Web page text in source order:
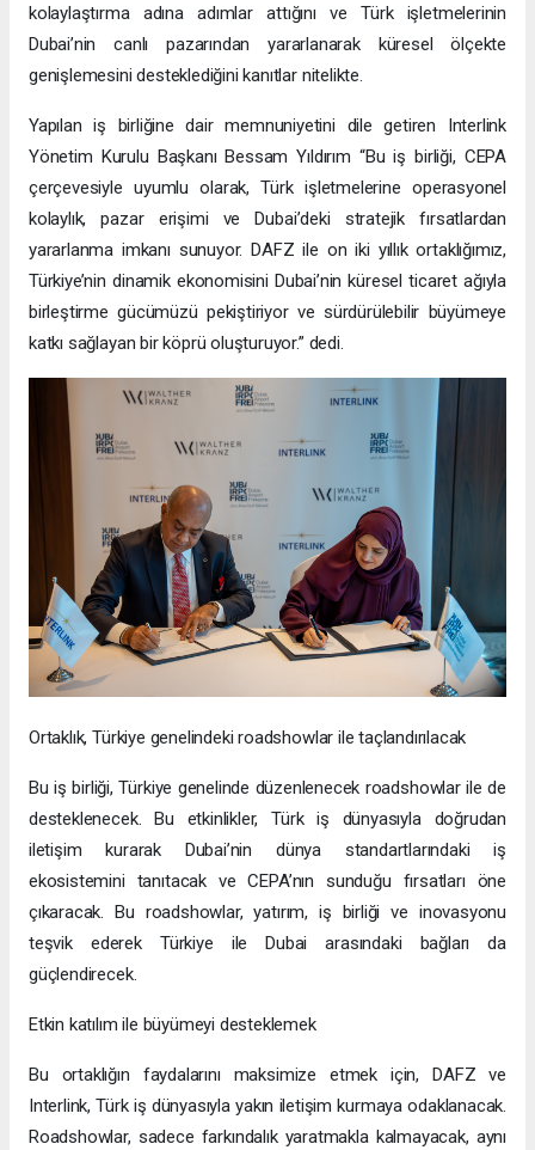
kolaylaştırma adına adımlar attığını ve Türk işletmelerinin
Dubai’nin canlı pazarından yararlanarak küresel ölçekte
genişlemesini desteklediğini kanıtlar nitelikte.
Yapılan iş birliğine dair memnuniyetini dile getiren Interlink
Yönetim Kurulu Başkanı Bessam Yıldırım “Bu iş birliği, CEPA
çerçevesiyle uyumlu olarak, Türk işletmelerine operasyonel
kolaylık, pazar erişimi ve Dubai’deki stratejik fırsatlardan
yararlanma imkanı sunuyor. DAFZ ile on iki yıllık ortaklığımız,
Türkiye’nin dinamik ekonomisini Dubai’nin küresel ticaret ağıyla
birleştirme gücümüzü pekiştiriyor ve sürdürülebilir büyümeye
katkı sağlayan bir köprü oluşturuyor.” dedi.
Ortaklık, Türkiye genelindeki roadshowlar ile taçlandırılacak
Bu iş birliği, Türkiye genelinde düzenlenecek roadshowlar ile de
desteklenecek. Bu etkinlikler, Türk iş dünyasıyla doğrudan
iletişim kurarak Dubai’nin dünya standartlarındaki iş
ekosistemini tanıtacak ve CEPA’nın sunduğu fırsatları öne
çıkaracak. Bu roadshowlar, yatırım, iş birliği ve inovasyonu
teşvik ederek Türkiye ile Dubai arasındaki bağları da
güçlendirecek.
Etkin katılım ile büyümeyi desteklemek
Bu ortaklığın faydalarını maksimize etmek için, DAFZ ve
Interlink, Türk iş dünyasıyla yakın iletişim kurmaya odaklanacak.
Roadshowlar, sadece farkındalık yaratmakla kalmayacak, aynı